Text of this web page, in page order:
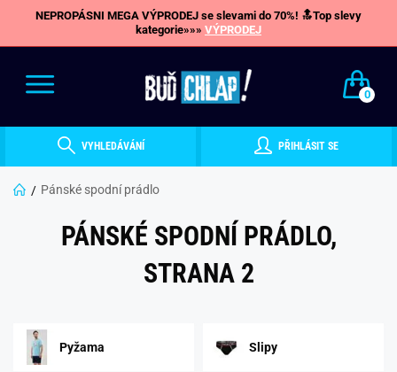
NEPROPÁSNI MEGA VÝPRODEJ se slevami do 70%! 🔝Top slevy
kategorie»»» VÝPRODEJ
0
VYHLEDÁVÁNÍ PŘIHLÁSIT SE
Pánské spodní prádlo
PÁNSKÉ SPODNÍ PRÁDLO,
STRANA 2
Pyžama Slipy